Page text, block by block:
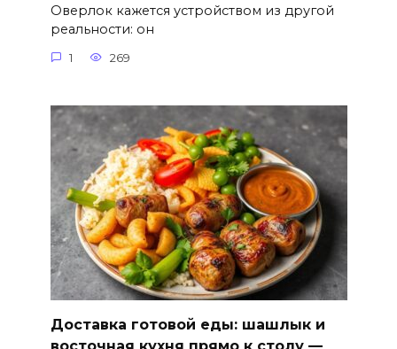
Оверлок кажется устройством из другой
реальности: он
1 269
Доставка готовой еды: шашлык и
восточная кухня прямо к столу —